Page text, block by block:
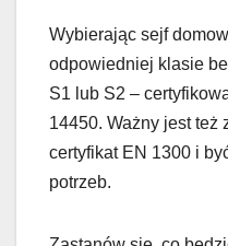
Wybierając sejf
odpowiedniej klasie
S1 lub S2 –
14450. Ważny jest też
certyfikat EN 1300 i
potrzeb.